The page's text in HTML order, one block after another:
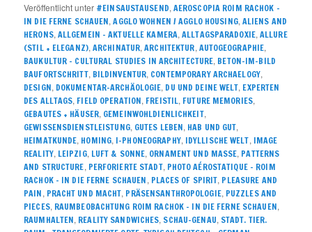
Veröffentlicht unter #EINSAUSTAUSEND, AEROSCOPIA ROIM RACHOK –
IN DIE FERNE SCHAUEN,AGGLO WOHNEN / AGGLO HOUSING, ALIENS AND
HERONS, ALLGEMEIN – AKTUELLE KAMERA,ALLTAGSPARADOXIE, ALLURE
(STIL + ELEGANZ), ARCHINATUR,ARCHITEKTUR, AUTOGEOGRAPHIE,
BAUKULTUR – CULTURAL STUDIES IN ARCHITECTURE, BETON-IM-BILD
BAUFORTSCHRITT, BILDINVENTUR, CONTEMPORARY ARCHAELOGY,
DESIGN, DOKUMENTAR-ARCHÄOLOGIE, DU UND DEINE WELT, EXPERTEN
DES ALLTAGS, FIELD OPERATION, FREISTIL, FUTURE MEMORIES,
GEBAUTES + HÄUSER, GEMEINWOHLDIENLICHKEIT,
GEWISSENSDIENSTLEISTUNG, GUTES LEBEN, HAB UND GUT,
HEIMATKUNDE, HOMING, I-PHONEOGRAPHY, IDYLLISCHE WELT, IMAGE
REALITY, LEIPZIG, LUFT & SONNE, ORNAMENT UND MASSE, PATTERNS
AND STRUCTURE, PERFORIERTE STADT, PHOTO AÉROSTATIQUE – ROIM
RACHOK – IN DIE FERNE SCHAUEN, PLACES OF SPIRIT, PLEASURE AND
PAIN, PRACHT UND MACHT, PRÄSENSANTHROPOLOGIE, PUZZLES AND
PIECES, RAUMBEOBACHTUNG ROIM RACHOK – IN DIE FERNE SCHAUEN,
RAUMHALTEN, REALITY SANDWICHES, SCHAU-GENAU, STADT. TIER.